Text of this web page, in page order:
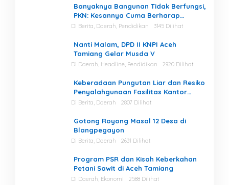
Banyaknya Bangunan Tidak Berfungsi,
PKN: Kesannya Cuma Berharap
Kegiatan
Di Berita, Daerah, Pendidikan 3145 Dilihat
Nanti Malam, DPD II KNPI Aceh
Tamiang Gelar Musda V
Di Daerah, Headline, Pendidikan 2920 Dilihat
Keberadaan Pungutan Liar dan Resiko
Penyalahgunaan Fasilitas Kantor
Masih Tinggi di Gayo Lues.
Di Berita, Daerah 2807 Dilihat
Gotong Royong Masal 12 Desa di
Blangpegayon
Di Berita, Daerah 2631 Dilihat
Program PSR dan Kisah Keberkahan
Petani Sawit di Aceh Tamiang
Di Daerah, Ekonomi 2588 Dilihat